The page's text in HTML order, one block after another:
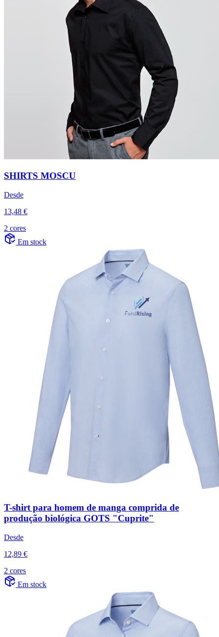
SHIRTS MOSCU
Desde
13,48 €
2 cores
Em stock
T-shirt para homem de manga comprida de
produção biológica GOTS "Cuprite"
Desde
12,89 €
2 cores
Em stock